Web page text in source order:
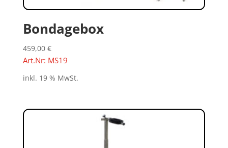
Bondagebox
459,00 €
Art.Nr: MS19
inkl. 19 % MwSt.